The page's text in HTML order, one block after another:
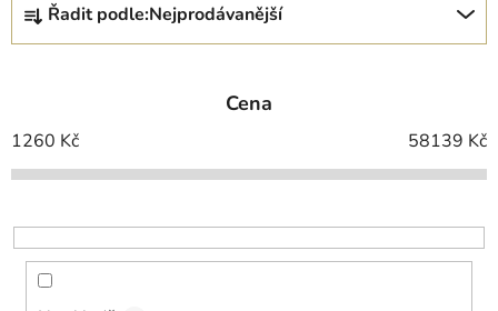
z
í
p
o
d
Řadit podle:Nejprodávanější
Cena
1260 Kč 58139 Kč